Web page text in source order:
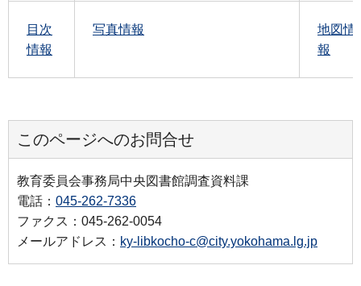
目次
情報
写真情報
地図情
報
このページへのお問合せ
教育委員会事務局中央図書館調査資料課
電話： 045-262-7336
ファクス：045-262-0054
メールアドレス： ky-libkocho-c@city.yokohama.lg.jp